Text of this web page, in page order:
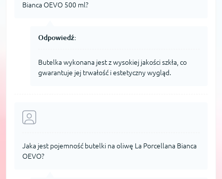
Bianca OEVO 500 ml?
Odpowiedź:
Butelka wykonana jest z wysokiej jakości szkła, co
gwarantuje jej trwałość i estetyczny wygląd.
Jaka jest pojemność butelki na oliwę La Porcellana Bianca
OEVO?